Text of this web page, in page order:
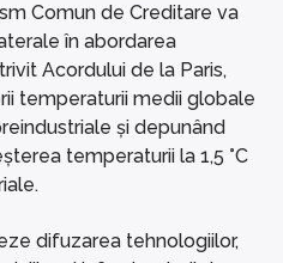
Comun de Creditare va
în abordarea
Acordului de la Paris,
temperaturii medii globale
și depunând
temperaturii la 1,5 °C
difuzarea tehnologiilor,